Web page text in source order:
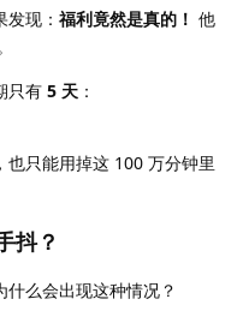
现： 福利竟然是真的！ 他
只有 5 天 ：
只能用掉这 100 万分钟里
抖？
么会出现这种情况？